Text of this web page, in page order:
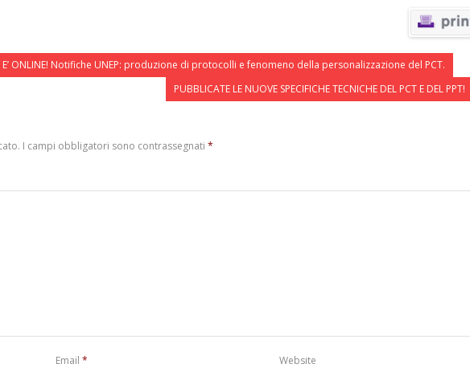
E’ ONLINE! Notifiche UNEP: produzione di protocolli e fenomeno della personalizzazione del PCT.
PUBBLICATE LE NUOVE SPECIFICHE TECNICHE DEL PCT E DEL PPT!
I campi obbligatori sono contrassegnati *
Email * Website